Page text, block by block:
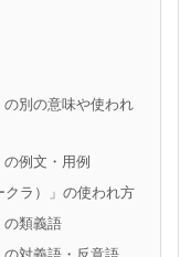
の別の意味や使われ
例文・用例
ラ）」の使われ方
の類義語